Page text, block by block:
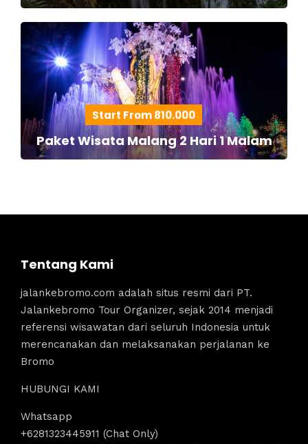
Start From 810.000
Paket Wisata Malang 2 Hari 1 Malam
Tentang Kami
jalankebromo.com adalah situs resmi dari PT.
Jalankebromo Tour Organizer, sejak 2014 menjadi
referensi wisawatan dari seluruh Indonesia untuk
merencanakan dan melaksanakan perjalanan ke
Bromo
HUBUNGI KAMI
Whatsapp
+6281323445911 (Chat Only)